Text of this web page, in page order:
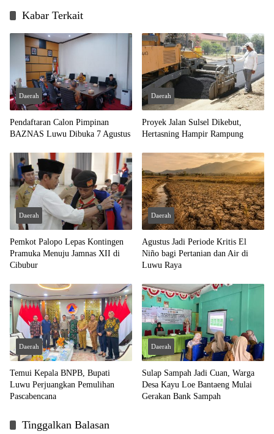
Kabar Terkait
Daerah
Pendaftaran Calon Pimpinan
BAZNAS Luwu Dibuka 7 Agustus
Daerah
Proyek Jalan Sulsel Dikebut,
Hertasning Hampir Rampung
Daerah
Pemkot Palopo Lepas Kontingen
Pramuka Menuju Jamnas XII di
Cibubur
Daerah
Agustus Jadi Periode Kritis El
Niño bagi Pertanian dan Air di
Luwu Raya
Daerah
Temui Kepala BNPB, Bupati
Luwu Perjuangkan Pemulihan
Pascabencana
Daerah
Sulap Sampah Jadi Cuan, Warga
Desa Kayu Loe Bantaeng Mulai
Gerakan Bank Sampah
Tinggalkan Balasan